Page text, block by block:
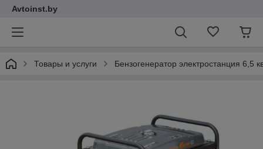
Avtoinst.by
Товары и услуги Бензогенератор электростанция 6,5